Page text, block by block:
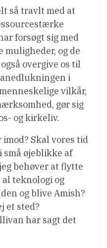
så travlt med at
forsøgt sig med
muligheder, og de
overgive os til
i
vilkår,
gør sig
og kirkeliv.
Skal vores tid
små øjeblikke af
behøver at flytte
al teknologi og
og blive Amish?
et sted?
har sagt det